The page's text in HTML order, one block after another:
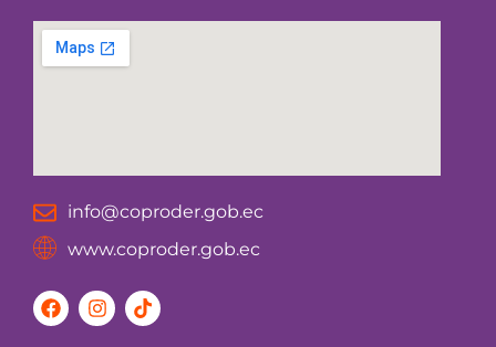
info@coproder.gob.ec
www.coproder.gob.ec
F
a
I
n
T
i